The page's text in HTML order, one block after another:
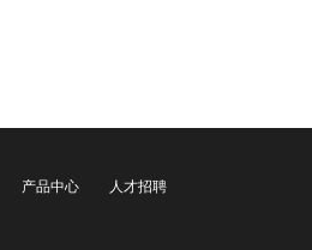
产品中心 人才招聘